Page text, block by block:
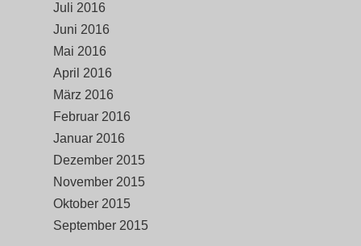
Juli 2016
Juni 2016
Mai 2016
April 2016
März 2016
Februar 2016
Januar 2016
Dezember 2015
November 2015
Oktober 2015
September 2015